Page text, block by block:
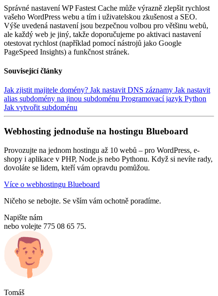
Správné nastavení WP Fastest Cache může výrazně zlepšit rychlost
vašeho WordPress webu a tím i uživatelskou zkušenost a SEO.
Výše uvedená nastavení jsou bezpečnou volbou pro většinu webů,
ale každý web je jiný, takže doporučujeme po aktivaci nastavení
otestovat rychlost (například pomocí nástrojů jako Google
PageSpeed Insights) a funkčnost stránek.
Související články
Jak zjistit majitele domény? Jak nastavit DNS záznamy Jak nastavit
alias subdomény na jinou subdoménu Programovací jazyk Python
Jak vytvořit subdoménu
Webhosting jednoduše na hostingu Blueboard
Provozujte na jednom hostingu až 10 webů – pro WordPress, e-
shopy i aplikace v PHP, Node.js nebo Pythonu. Když si nevíte rady,
dovoláte se lidem, kteří vám opravdu pomůžou.
Více o webhostingu Blueboard
Ničeho se nebojte. Se vším vám ochotně poradíme.
Napište nám
nebo volejte 775 08 65 75.
Tomáš